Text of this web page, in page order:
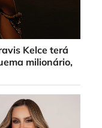
Kelce terá
milionário,